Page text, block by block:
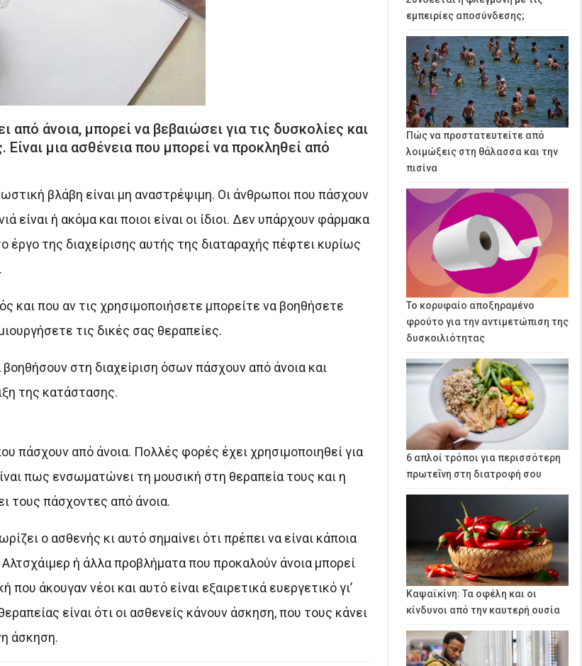
άνοια, μπορεί να βεβαιώσει για τις δυσκολίες και
μια ασθένεια που μπορεί να προκληθεί από
βλάβη είναι μη αναστρέψιμη. Οι άνθρωποι που πάσχουν
είναι ή ακόμα και ποιοι είναι οι ίδιοι. Δεν υπάρχουν φάρμακα
έργο της διαχείρισης αυτής της διαταραχής πέφτει κυρίως
και που αν τις χρησιμοποιήσετε μπορείτε να βοηθήσετε
τις δικές σας θεραπείες.
στη διαχείριση όσων πάσχουν από άνοια και
της κατάστασης.
πάσχουν από άνοια. Πολλές φορές έχει χρησιμοποιηθεί για
πως ενσωματώνει τη μουσική στη θεραπεία τους και η
τους πάσχοντες από άνοια.
ο ασθενής κι αυτό σημαίνει ότι πρέπει να είναι κάποια
ή άλλα προβλήματα που προκαλούν άνοια μπορεί
άκουγαν νέοι και αυτό είναι εξαιρετικά ευεργετικό γι’
είναι ότι οι ασθενείς κάνουν άσκηση, που τους κάνει
άσκηση.
εμπειρίες αποσύνδεσης;
Πώς να προστατευτείτε από
λοιμώξεις στη θάλασσα και την
πισίνα
Το κορυφαίο αποξηραμένο
φρούτο για την αντιμετώπιση της
δυσκοιλιότητας
6 απλοί τρόποι για περισσότερη
πρωτεΐνη στη διατροφή σου
Καψαϊκίνη: Τα οφέλη και οι
κίνδυνοι από την καυτερή ουσία